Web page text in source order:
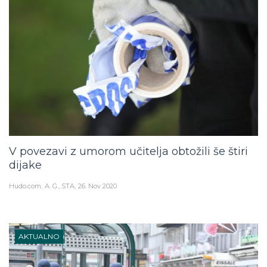
V povezavi z umorom učitelja obtožili še štiri
dijake
Hudo.com A. G., STA 26. Nov 2020
AKTUALNO